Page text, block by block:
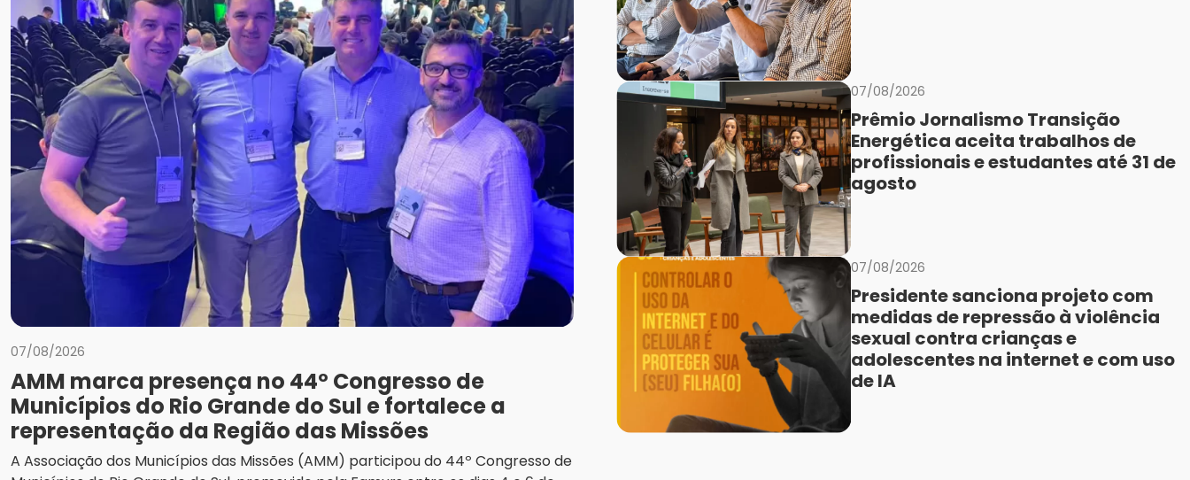
07/08/2026
AMM marca presença no 44º Congresso de
Municípios do Rio Grande do Sul e fortalece a
representação da Região das Missões
A Associação dos Municípios das Missões (AMM) participou do 44º Congresso de
07/08/2026
Prêmio Jornalismo Transição
Energética aceita trabalhos de
profissionais e estudantes até 31 de
agosto
07/08/2026
Presidente sanciona projeto com
medidas de repressão à violência
sexual contra crianças e
adolescentes na internet e com uso
de IA